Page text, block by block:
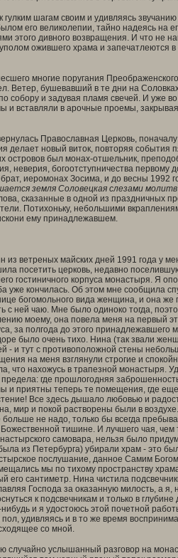
шагам своим и удивляясь звучанию
его великолепии, тайно надеясь на
этого дивного возвращения. И что не
ожившего храма и запечатлеются
многие поругания Преображенского
Ветер, бушевавший в те дни на
собору и задувая пламя свечей. И уже
вставляли в арочные проемы,
Православная Церковь,
новый виток, повторяя события
островов был монах-отшельник,
неверия, богоотступничества первому
иеромонах Зосима, и до весны 1992
земля Соловецкая слезами
сказанные в одной из праздничных
Потихоньку, небольшими
ему принадлежавшем.
из ветреных майских дней 1991 года у
посетить церковь, недавно
гостиничного корпуса монастыря. Я
уже кончилась. Об этом мне сообщила
богомольного вида женщина, и она же
с ней чаю. Мне было одиноко тогда,
моему, она повела меня на первый
за полгода до этого принадлежавшего
было очень тихо. Нина (так звали
- и тут с противоположной стены
на меня взглянули строгие и
что нахожусь в трапезной монастыря.
где прошлогодняя
и приятны теперь те помещения, где
Все здесь дышало любовью и
мир и покой растворены были в
больше не надо, только бы всегда
тишине. И лучшего чая, чем
самовара, нельзя было
из Петербурга) убирали храм - это
послушание, данное Самим
мы по тихому пространству
его сантиметр. Нина чистила
Господа за оказанную милость, а я,
к подсвечникам и только в
нибудь и я удостоюсь этой почетной
удивляясь и в то же время
со мной.
случайно услышанный разговор на